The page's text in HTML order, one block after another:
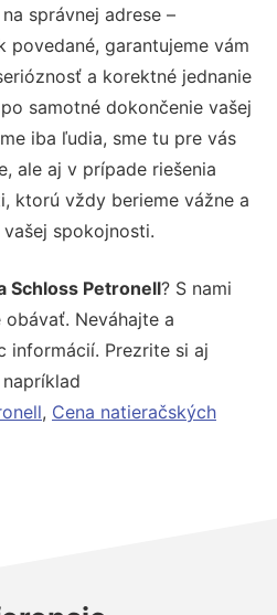
správnej adrese –
povedané, garantujeme vám
a korektné jednanie
samotné dokončenie vašej
iba ľudia, sme tu pre vás
ale aj v prípade riešenia
ktorú vždy berieme vážne a
spokojnosti.
Schloss Petronell? S nami
Neváhajte a
informácií. Prezrite si aj
, Cena natieračských